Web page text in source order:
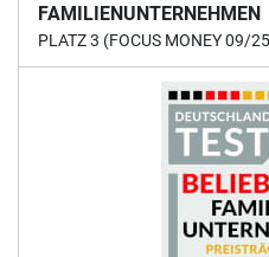
FAMILIENUNTERNEHMEN
PLATZ 3 (FOCUS MONEY 09/